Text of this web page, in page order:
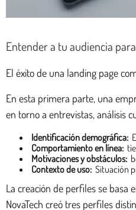
Entender a tu audiencia
El éxito de una landing page
En esta primera parte, una
en torno a entrevistas, análisis
Identificación demográfica:
Comportamiento en línea:
Motivaciones y obstáculos:
Contexto de uso: Situación
La creación de perfiles se basa
NovaTech creó tres perfiles